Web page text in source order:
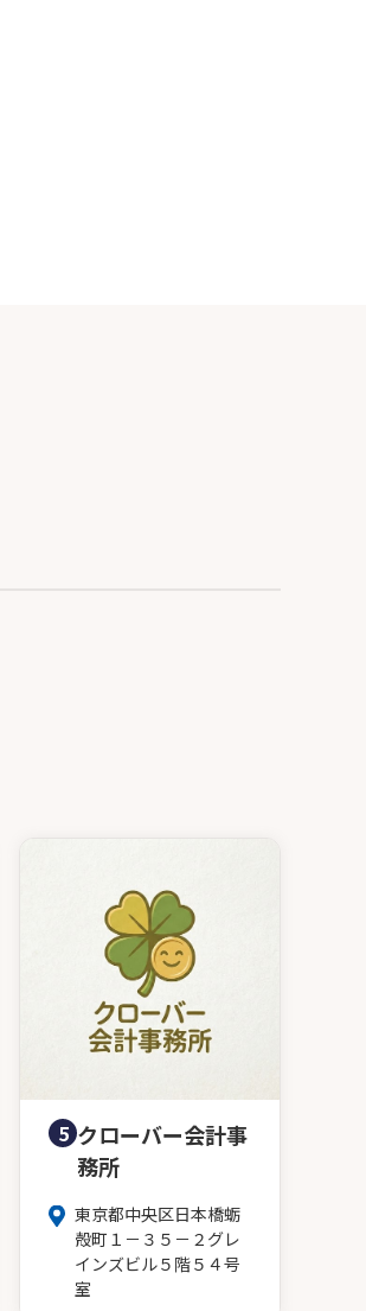
5 クローバー会計事
務所
東京都中央区日本橋蛎
殻町１－３５－２グレ
インズビル５階５４号
室